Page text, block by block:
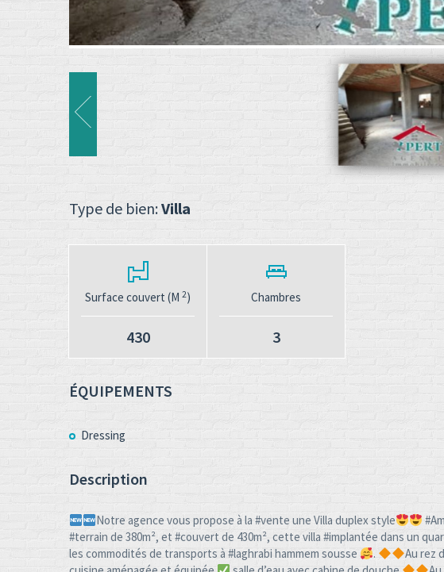
Type de bien:Villa
Surface couvert (M 2)
430
Chambres
3
ÉQUIPEMENTS
Dressing
Description
Notre agence vous propose à la #vente une Villa duplex style
#terrain de 380m², et #couvert de 430m², cette villa #implantée dans un
les commodités de transports à #laghrabi hammem sousse
. Au rez